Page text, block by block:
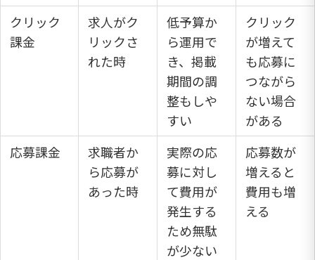
クリック
課金
求人がク
リックさ
れた時
低予算か
ら運用で
き、掲載
期間の調
整もしや
すい
クリック
が増えて
も応募に
つながら
ない場合
がある
応募課金
求職者か
ら応募が
あった時
実際の応
募に対し
て費用が
発生する
ため無駄
が少ない
応募数が
増えると
費用も増
える